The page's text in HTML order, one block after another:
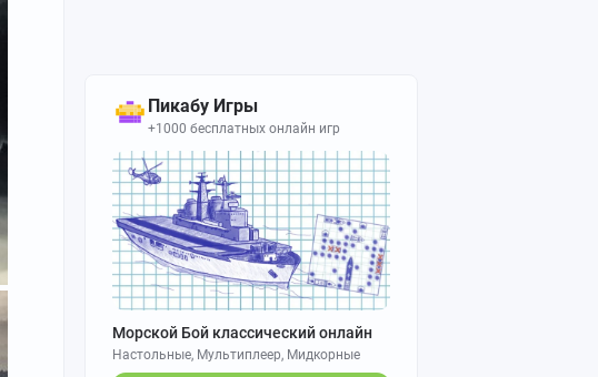
Пикабу Игры
+1000 бесплатных онлайн игр
Морской Бой классический онлайн
Настольные, Мультиплеер, Мидкорные